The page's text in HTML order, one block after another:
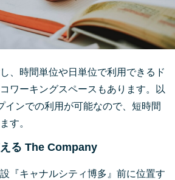
、時間単位や日単位で利用できるド
ワーキングスペースもあります。以
インでの利用が可能なので、短時間
す。
る The Company
『キャナルシティ博多』前に位置す